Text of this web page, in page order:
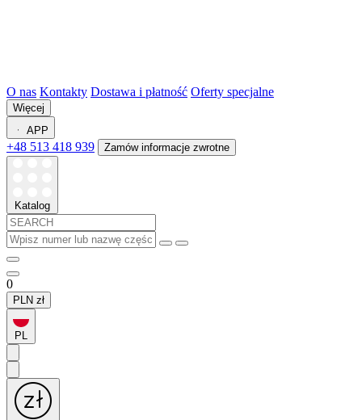
O nas Kontakty Dostawa i płatność Oferty specjalne
Więcej
APP
+48 513 418 939 Zamów informacje zwrotne
Katalog
0
PLN zł
PL